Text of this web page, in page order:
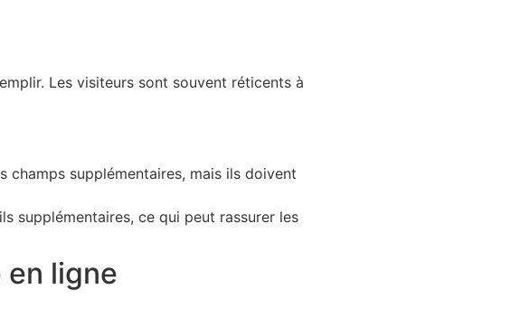
Les visiteurs sont souvent réticents à
champs supplémentaires, mais ils doivent
supplémentaires, ce qui peut rassurer les
en ligne